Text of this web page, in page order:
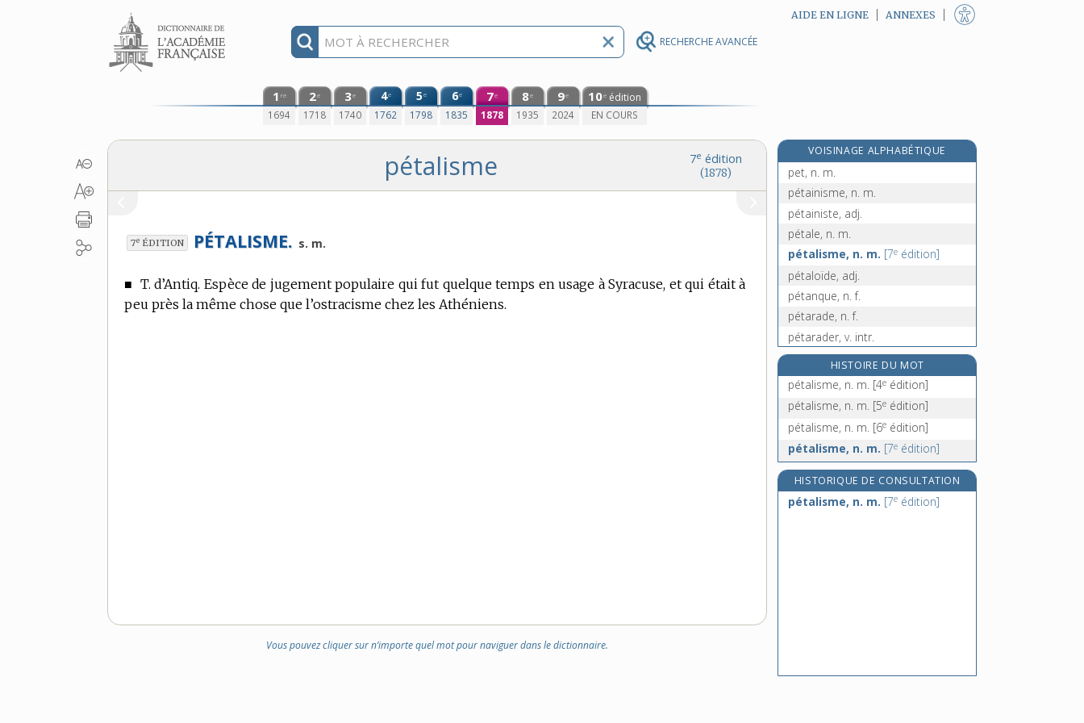
RECHERCHE AVANCÉE
Aller au contenu AIDE EN LIGNE ANNEXES
1 re
1694
2e
1718
3e
1740
4e
1762
5e
1798
6e
1835
7e
1878
8e
1935
9e
2024
10e édition
EN COURS
7e édition
(1878)
pétalisme
7e ÉDITION PÉTALISME. s. m.
■ T. d’Antiq. Espèce de jugement populaire qui fut quelque temps en usage à Syracuse, et qui était à
peu près la même chose que l’ostracisme chez les Athéniens.
Vous pouvez cliquer sur n’importe quel mot pour naviguer dans le dictionnaire.
VOISINAGE ALPHABÉTIQUE
pesto, n. m.
pet, n. m.
pétainisme, n. m.
pétainiste, adj.
pétale, n. m.
pétalisme, n. m. [7e édition]
pétaloïde, adj.
pétanque, n. f.
pétarade, n. f.
pétarader, v. intr.
pétard, n. m.
pétarder, v. tr.
pétardier, n. m.
[7
édition]
pétase, n. m.
e
HISTOIRE DU MOT
pétalisme, n. m. [4e édition]
pétalisme, n. m. [5e édition]
pétalisme, n. m. [6e édition]
pétalisme, n. m. [7e édition]
HISTORIQUE DE CONSULTATION
pétalisme, n. m. [7e édition]